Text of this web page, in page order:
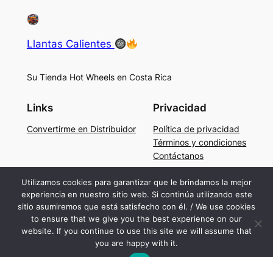
Llantas Calientes
Su Tienda Hot Wheels en Costa Rica
Links
Convertirme en Distribuidor
Privacidad
Política de privacidad
Términos y condiciones
Contáctanos
Social
Facebook
Instagram
TikTok
Utilizamos cookies para garantizar que le brindamos la mejor
experiencia en nuestro sitio web. Si continúa utilizando este
sitio asumiremos que está satisfecho con él. / We use cookies
to ensure that we give you the best experience on our
website. If you continue to use this site we will assume that
you are happy with it.